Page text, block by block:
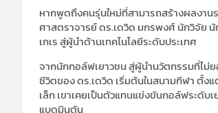
หากพูดถึงคนรุ่นใหม่ที่สามารถสร้างผลงาน
ศาสตราจารย์ ดร.เดวิด มกรพงศ์ นักวิจัย
เกเร สู่ผู้นำด้านเทคโนโลยีระดับประเทศ
จากนักกอล์ฟเยาวชน สู่ผู้นำนวัตกรรมที่ไม่
ชีวิตของ ดร.เดวิด เริ่มต้นในสนามกีฬา ตั้ง
เล็ก เขาเคยเป็นตัวแทนแข่งขันกอล์ฟระดั
แบดมินตัน